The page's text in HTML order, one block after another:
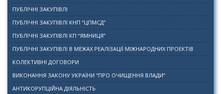
ПУБЛІЧНІ ЗАКУПІВЛІ
ПУБЛІЧНІ ЗАКУПІВЛІ КНП “ЦПМСД”
ПУБЛІЧНІ ЗАКУПІВЛІ КП “ЯМНИЦЯ”
ПУБЛІЧНІ ЗАКУПІВЛІ В МЕЖАХ РЕАЛІЗАЦІЇ МІЖНАРОДНИХ ПРОЕКТІВ
КОЛЕКТИВНІ ДОГОВОРИ
ВИКОНАННЯ ЗАКОНУ УКРАЇНИ “ПРО ОЧИЩЕННЯ ВЛАДИ”
АНТИКОРУПЦІЙНА ДІЯЛЬНІСТЬ